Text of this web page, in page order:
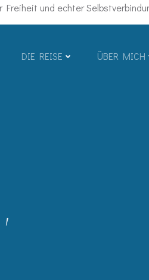
und echter
DIE REISE ÜBER MICH